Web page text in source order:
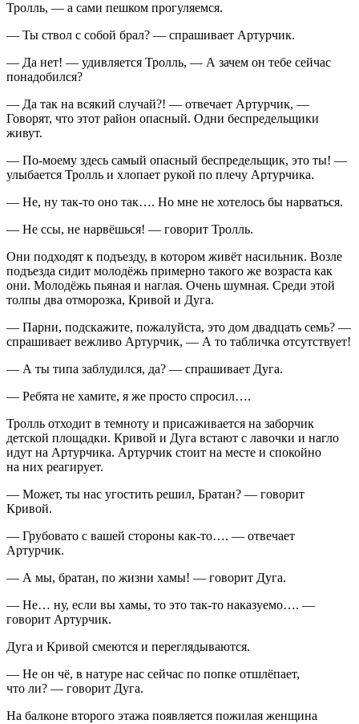
Тролль, — а сами пешком прогуляемся.
— Ты ствол с собой брал? — спрашивает Артурчик.
— Да нет! — удивляется Тролль, — А зачем он тебе сейчас
понадобился?
— Да так на всякий случай?! — отвечает Артурчик, —
Говорят, что этот район опасный. Одни беспредельщики
живут.
— По-моему здесь самый опасный беспредельщик, это ты! —
улыбается Тролль и хлопает рукой по плечу Артурчика.
— Не, ну так-то оно так…. Но мне не хотелось бы нарваться.
— Не ссы, не нарвёшься! — говорит Тролль.
Они подходят к подъезду, в котором живёт насильник. Возле
подъезда сидит молодёжь примерно такого же возраста как
они. Молодёжь пьяная и наглая. Очень шумная. Среди этой
толпы два отморозка, Кривой и Дуга.
— Парни, подскажите, пожалуйста, это дом двадцать семь? —
спрашивает вежливо Артурчик, — А то табличка отсутствует!
— А ты типа заблудился, да? — спрашивает Дуга.
— Ребята не хамите, я же просто спросил….
Тролль отходит в темноту и присаживается на заборчик
детской площадки. Кривой и Дуга встают с лавочки и нагло
идут на Артурчика. Артурчик стоит на месте и спокойно
на них реагирует.
— Может, ты нас угостить решил, Братан? — говорит
Кривой.
— Грубовато с вашей стороны как-то…. — отвечает
Артурчик.
— А мы, братан, по жизни хамы! — говорит Дуга.
— Не… ну, если вы хамы, то это так-то наказуемо…. —
говорит Артурчик.
Дуга и Кривой смеются и переглядываются.
— Не он чё, в натуре нас сейчас по попке отшлёпает,
что ли? — говорит Дуга.
На балконе второго этажа появляется пожилая женщина